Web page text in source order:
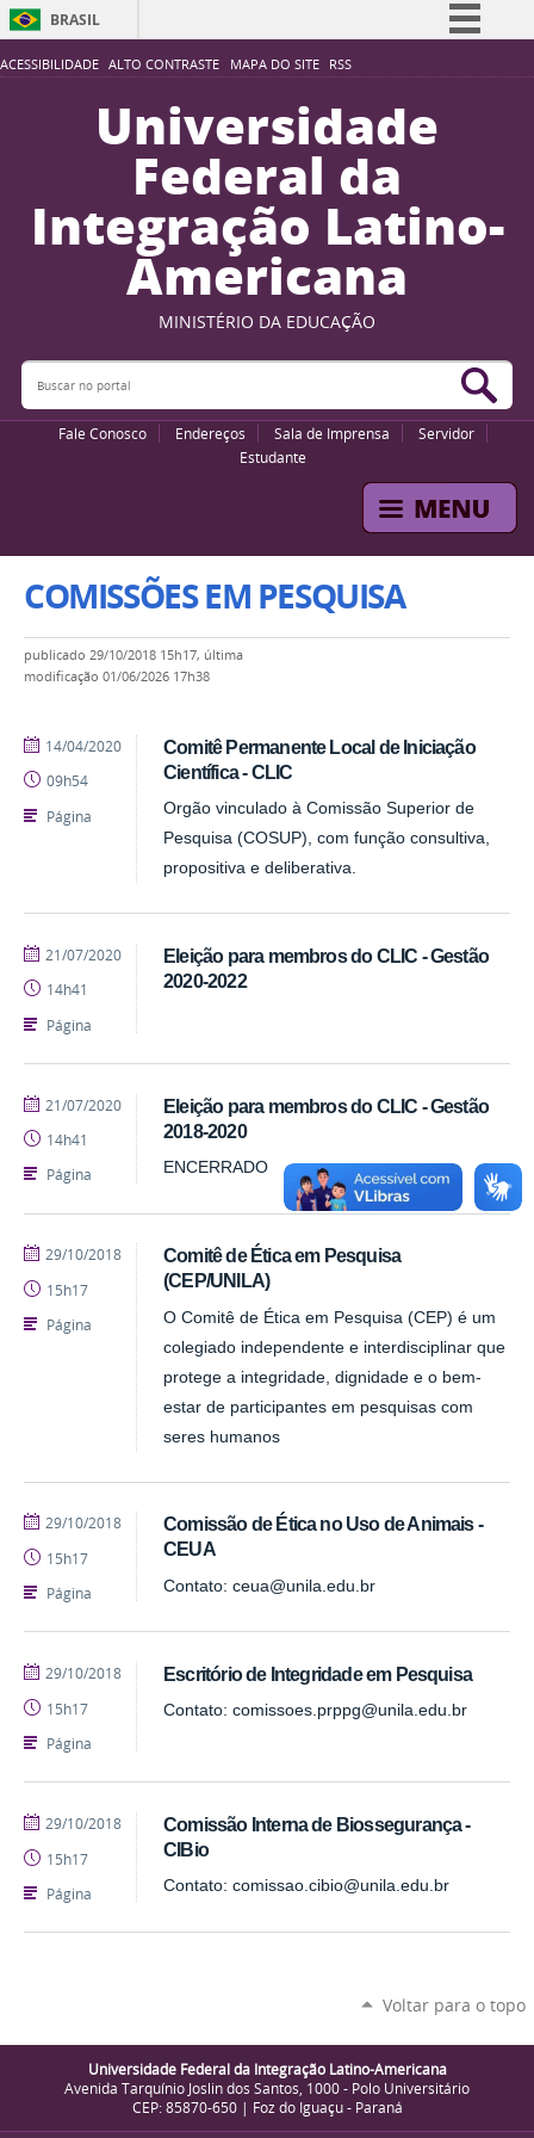
ACESSIBILIDADE ALTO CONTRASTE MAPA DO SITE RSS
BRASIL
Simplifique!
Participe
Acesso à informação
Legislação
Canais
Universidade
Federal da
Integração Latino-
Americana
MINISTÉRIO DA EDUCAÇÃO
Buscar no portal
Fale Conosco Endereços Sala de Imprensa
Servidor
Estudante
COMISSÕES EM PESQUISA
publicado 29/10/2018 15h17, última
modificação 01/06/2026 17h38
Comitê Permanente Local de Iniciação
Científica - CLIC
Orgão vinculado à Comissão Superior de
Pesquisa (COSUP), com função consultiva,
propositiva e deliberativa.
publicado
14/04/2020
09h54
Página
Eleição para membros do CLIC - Gestão
2020-2022
publicado
21/07/2020
14h41
Página
Eleição para membros do CLIC - Gestão
2018-2020
ENCERRADO
publicado
21/07/2020
14h41
Página
Comitê de Ética em Pesquisa
(CEP/UNILA)
O Comitê de Ética em Pesquisa (CEP) é um
colegiado independente e interdisciplinar que
protege a integridade, dignidade e o bem-
estar de participantes em pesquisas com
seres humanos
publicado
29/10/2018
15h17
Página
Comissão de Ética no Uso de Animais -
CEUA
Contato: ceua@unila.edu.br
publicado
29/10/2018
15h17
Página
Escritório de Integridade em Pesquisa
Contato: comissoes.prppg@unila.edu.br
publicado
29/10/2018
15h17
Página
Comissão Interna de Biossegurança -
CIBio
Contato: comissao.cibio@unila.edu.br
publicado
29/10/2018
15h17
Página
Voltar para o topo
Universidade Federal da Integração Latino-Americana
Avenida Tarquínio Joslin dos Santos, 1000 - Polo Universitário
CEP: 85870-650 | Foz do Iguaçu - Paraná